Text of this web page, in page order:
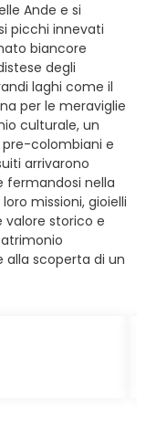
Ande e si
picchi innevati
biancore
degli
laghi come il
per le meraviglie
culturale, un
colombiani e
arrivarono
fermandosi nella
missioni, gioielli
valore storico e
alla scoperta di un